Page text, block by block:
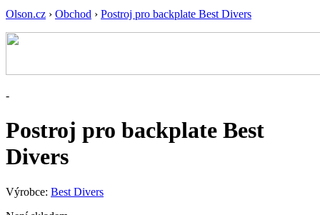
Olson.cz › Obchod › Postroj pro backplate Best Divers
-
Postroj pro backplate Best
Divers
Výrobce: Best Divers